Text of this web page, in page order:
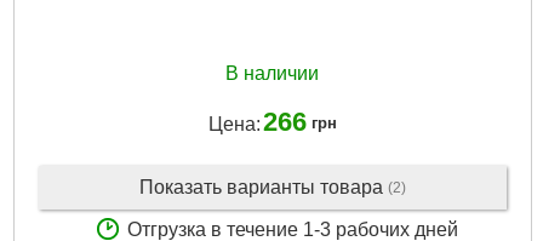
В наличии
Цена:266 грн
Показать варианты товара (2)
Отгрузка в течение 1-3 рабочих дней